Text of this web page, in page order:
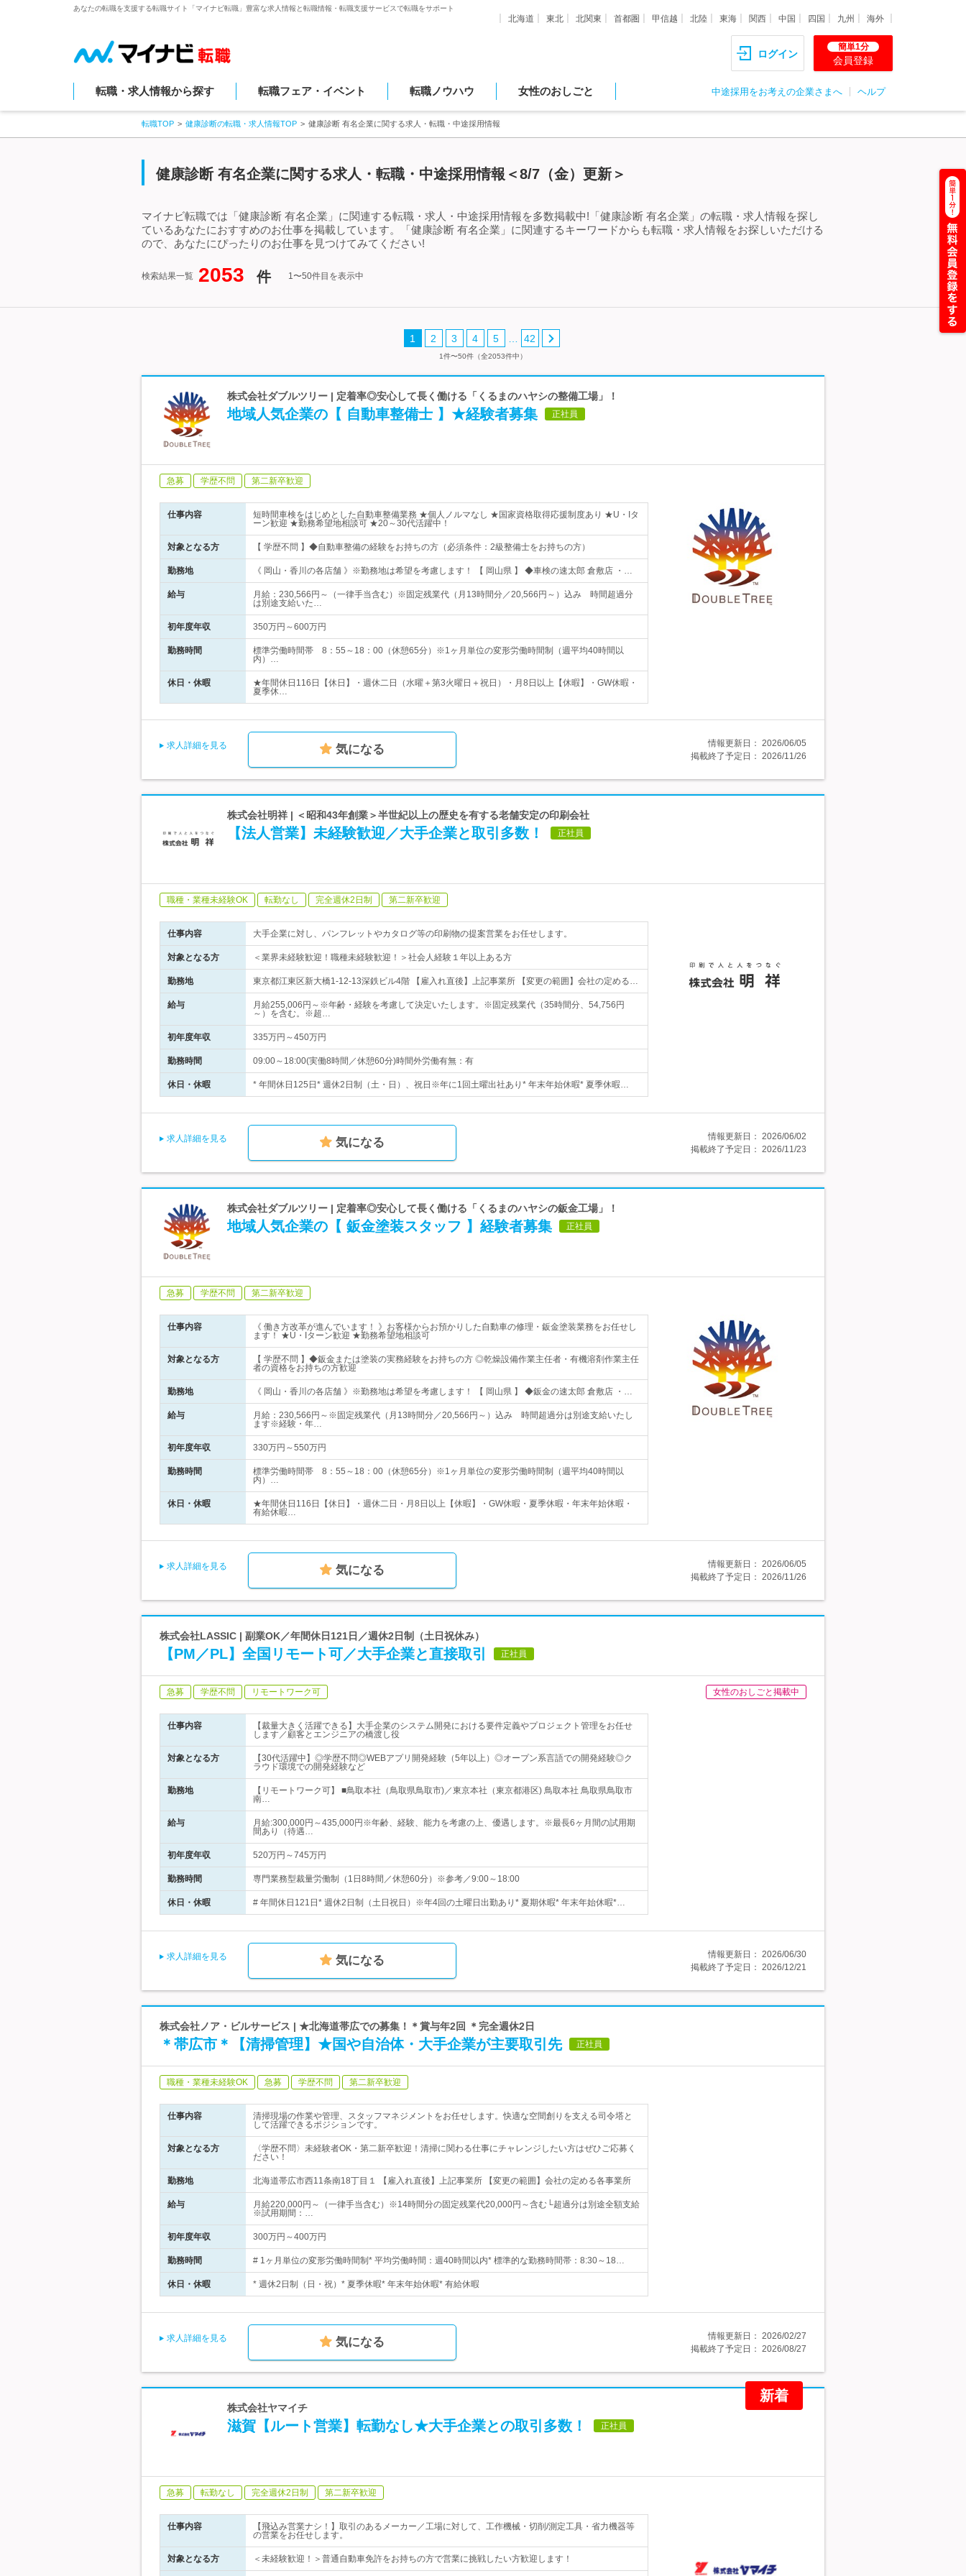
あなたの転職を支援する転職サイト「マイナビ転職」豊富な求人情報と転職情報・転職支援サービスで転職をサポート
北海道 東北 北関東 首都圏 甲信越 北陸 東海 関西 中国 四国 九州 海外
ログイン
簡単1分
会員登録
転職・求人情報から探す 転職フェア・イベント 転職ノウハウ 女性のおしごと 中途採用をお考えの企業さまへ ヘルプ
転職TOP 健康診断の転職・求人情報TOP 健康診断 有名企業に関する求人・転職・中途採用情報
健康診断 有名企業に関する求人・転職・中途採用情報＜8/7（金）更新＞
マイナビ転職では「健康診断 有名企業」に関連する転職・求人・中途採用情報を多数掲載中!「健康診断 有名企業」の転職・求人情報を探し
ているあなたにおすすめのお仕事を掲載しています。「健康診断 有名企業」に関連するキーワードからも転職・求人情報をお探しいただける
ので、あなたにぴったりのお仕事を見つけてみてください!
検索結果一覧 2053 件 1〜50件目を表示中
1 2 3 4 5 42
1件〜50件（全2053件中）
株式会社ダブルツリー | 定着率◎安心して長く働ける「くるまのハヤシの整備工場」！
地域人気企業の【 自動車整備士 】★経験者募集 正社員
急募 学歴不問 第二新卒歓迎
仕事内容
短時間車検をはじめとした自動車整備業務 ★個人ノルマなし ★国家資格取得応援制度あり ★U・Iタ
ーン歓迎 ★勤務希望地相談可 ★20～30代活躍中！
対象となる方 【 学歴不問 】◆自動車整備の経験をお持ちの方（必須条件：2級整備士をお持ちの方）
勤務地 《 岡山・香川の各店舗 》※勤務地は希望を考慮します！ 【 岡山県 】 ◆車検の速太郎 倉敷店 ・…
給与
月給：230,566円～（一律手当含む）※固定残業代（月13時間分／20,566円～）込み 時間超過分
は別途支給いた…
初年度年収 350万円～600万円
勤務時間
標準労働時間帯 8：55～18：00（休憩65分）※1ヶ月単位の変形労働時間制（週平均40時間以
内）…
休日・休暇
★年間休日116日【休日】・週休二日（水曜＋第3火曜日＋祝日）・月8日以上【休暇】・GW休暇・
夏季休…
求人詳細を見る 気になる 情報更新日： 2026/06/05
掲載終了予定日： 2026/11/26
株式会社明祥 | ＜昭和43年創業＞半世紀以上の歴史を有する老舗安定の印刷会社
【法人営業】未経験歓迎／大手企業と取引多数！ 正社員
職種・業種未経験OK 転勤なし 完全週休2日制 第二新卒歓迎
仕事内容 大手企業に対し、パンフレットやカタログ等の印刷物の提案営業をお任せします。
対象となる方 ＜業界未経験歓迎！職種未経験歓迎！＞社会人経験１年以上ある方
勤務地 東京都江東区新大橋1-12-13深鉄ビル4階 【雇入れ直後】上記事業所 【変更の範囲】会社の定める…
給与
月給255,006円～※年齢・経験を考慮して決定いたします。※固定残業代（35時間分、54,756円
～）を含む。※超…
初年度年収 335万円～450万円
勤務時間 09:00～18:00(実働8時間／休憩60分)時間外労働有無：有
休日・休暇 * 年間休日125日* 週休2日制（土・日）、祝日※年に1回土曜出社あり* 年末年始休暇* 夏季休暇…
求人詳細を見る 気になる 情報更新日： 2026/06/02
掲載終了予定日： 2026/11/23
株式会社ダブルツリー | 定着率◎安心して長く働ける「くるまのハヤシの鈑金工場」！
地域人気企業の【 鈑金塗装スタッフ 】経験者募集 正社員
急募 学歴不問 第二新卒歓迎
仕事内容
《 働き方改革が進んでいます！ 》お客様からお預かりした自動車の修理・鈑金塗装業務をお任せし
ます！ ★U・Iターン歓迎 ★勤務希望地相談可
対象となる方
【 学歴不問 】◆鈑金または塗装の実務経験をお持ちの方 ◎乾燥設備作業主任者・有機溶剤作業主任
者の資格をお持ちの方歓迎
勤務地 《 岡山・香川の各店舗 》※勤務地は希望を考慮します！ 【 岡山県 】 ◆鈑金の速太郎 倉敷店 ・…
給与
月給：230,566円～※固定残業代（月13時間分／20,566円～）込み 時間超過分は別途支給いたし
ます※経験・年…
初年度年収 330万円～550万円
勤務時間
標準労働時間帯 8：55～18：00（休憩65分）※1ヶ月単位の変形労働時間制（週平均40時間以
内）…
休日・休暇
★年間休日116日【休日】・週休二日・月8日以上【休暇】・GW休暇・夏季休暇・年末年始休暇・
有給休暇…
求人詳細を見る 気になる 情報更新日： 2026/06/05
掲載終了予定日： 2026/11/26
株式会社LASSIC | 副業OK／年間休日121日／週休2日制（土日祝休み）
【PM／PL】全国リモート可／大手企業と直接取引 正社員
急募 学歴不問 リモートワーク可 女性のおしごと掲載中
仕事内容
【裁量大きく活躍できる】大手企業のシステム開発における要件定義やプロジェクト管理をお任せ
します／顧客とエンジニアの橋渡し役
対象となる方
【30代活躍中】◎学歴不問◎WEBアプリ開発経験（5年以上）◎オープン系言語での開発経験◎ク
ラウド環境での開発経験など
勤務地
【リモートワーク可】 ■鳥取本社（鳥取県鳥取市)／東京本社（東京都港区) 鳥取本社 鳥取県鳥取市
南…
給与
月給:300,000円～435,000円※年齢、経験、能力を考慮の上、優遇します。※最長6ヶ月間の試用期
間あり（待遇…
初年度年収 520万円～745万円
勤務時間 専門業務型裁量労働制（1日8時間／休憩60分）※参考／9:00～18:00
休日・休暇 # 年間休日121日* 週休2日制（土日祝日）※年4回の土曜日出勤あり* 夏期休暇* 年末年始休暇*…
求人詳細を見る 気になる 情報更新日： 2026/06/30
掲載終了予定日： 2026/12/21
株式会社ノア・ビルサービス | ★北海道帯広での募集！＊賞与年2回 ＊完全週休2日
＊帯広市＊【清掃管理】★国や自治体・大手企業が主要取引先 正社員
職種・業種未経験OK 急募 学歴不問 第二新卒歓迎
仕事内容
清掃現場の作業や管理、スタッフマネジメントをお任せします。快適な空間創りを支える司令塔と
して活躍できるポジションです。
対象となる方
〈学歴不問〉未経験者OK・第二新卒歓迎！清掃に関わる仕事にチャレンジしたい方はぜひご応募く
ださい！
勤務地 北海道帯広市西11条南18丁目１ 【雇入れ直後】上記事業所 【変更の範囲】会社の定める各事業所
給与
月給220,000円～（一律手当含む）※14時間分の固定残業代20,000円～含む└超過分は別途全額支給
※試用期間：…
初年度年収 300万円～400万円
勤務時間 # 1ヶ月単位の変形労働時間制* 平均労働時間：週40時間以内* 標準的な勤務時間帯：8:30～18…
休日・休暇 * 週休2日制（日・祝）* 夏季休暇* 年末年始休暇* 有給休暇
求人詳細を見る 気になる 情報更新日： 2026/02/27
掲載終了予定日： 2026/08/27
新着
株式会社ヤマイチ
滋賀【ルート営業】転勤なし★大手企業との取引多数！ 正社員
急募 転勤なし 完全週休2日制 第二新卒歓迎
仕事内容
【飛込み営業ナシ！】取引のあるメーカー／工場に対して、工作機械・切削/測定工具・省力機器等
の営業をお任せします。
対象となる方 ＜未経験歓迎！＞普通自動車免許をお持ちの方で営業に挑戦したい方歓迎します！